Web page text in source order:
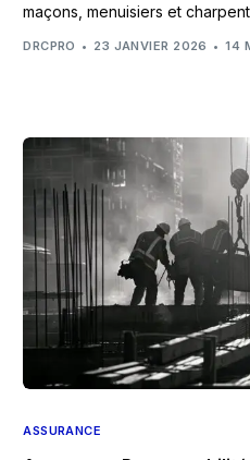
maçons, menuisiers et
DRCPRO 23 JANVIER 2026 14
ASSURANCE